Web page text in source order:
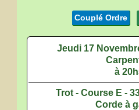
Couplé Ordre
Jeudi 17
à
Trot - Course E -
Corde à